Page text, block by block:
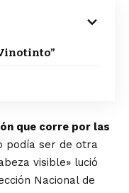
que corre por las
podía ser de otra
visible» lució
Nacional de